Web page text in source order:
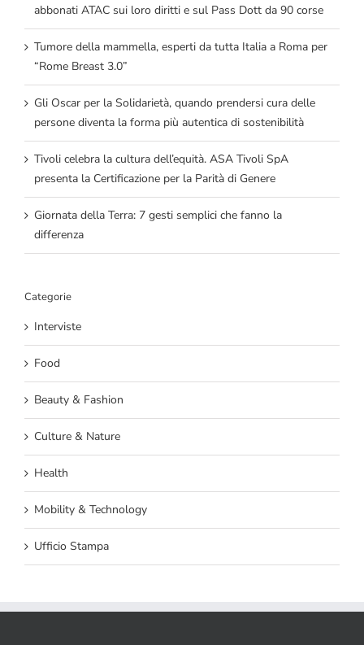
abbonati ATAC sui loro diritti e sul Pass Dott da 90 corse
Tumore della mammella, esperti da tutta Italia a Roma per
“Rome Breast 3.0”
Gli Oscar per la Solidarietà, quando prendersi cura delle
persone diventa la forma più autentica di sostenibilità
Tivoli celebra la cultura dell’equità. ASA Tivoli SpA
presenta la Certificazione per la Parità di Genere
Giornata della Terra: 7 gesti semplici che fanno la
differenza
Categorie
Interviste
Food
Beauty & Fashion
Culture & Nature
Health
Mobility & Technology
Ufficio Stampa